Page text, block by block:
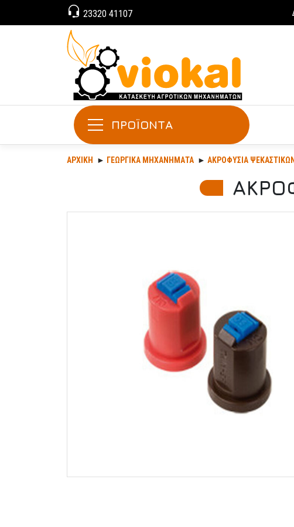
23320 41107
ΠΡΟΪΟΝΤΑ
ΑΡΧΙΚΉ ΓΕΩΡΓΙΚΆ ΜΗΧΑΝΉΜΑΤΑ ΑΚΡΟΦΎΣΙΑ ΨΕΚΑΣΤΙΚΏΝ